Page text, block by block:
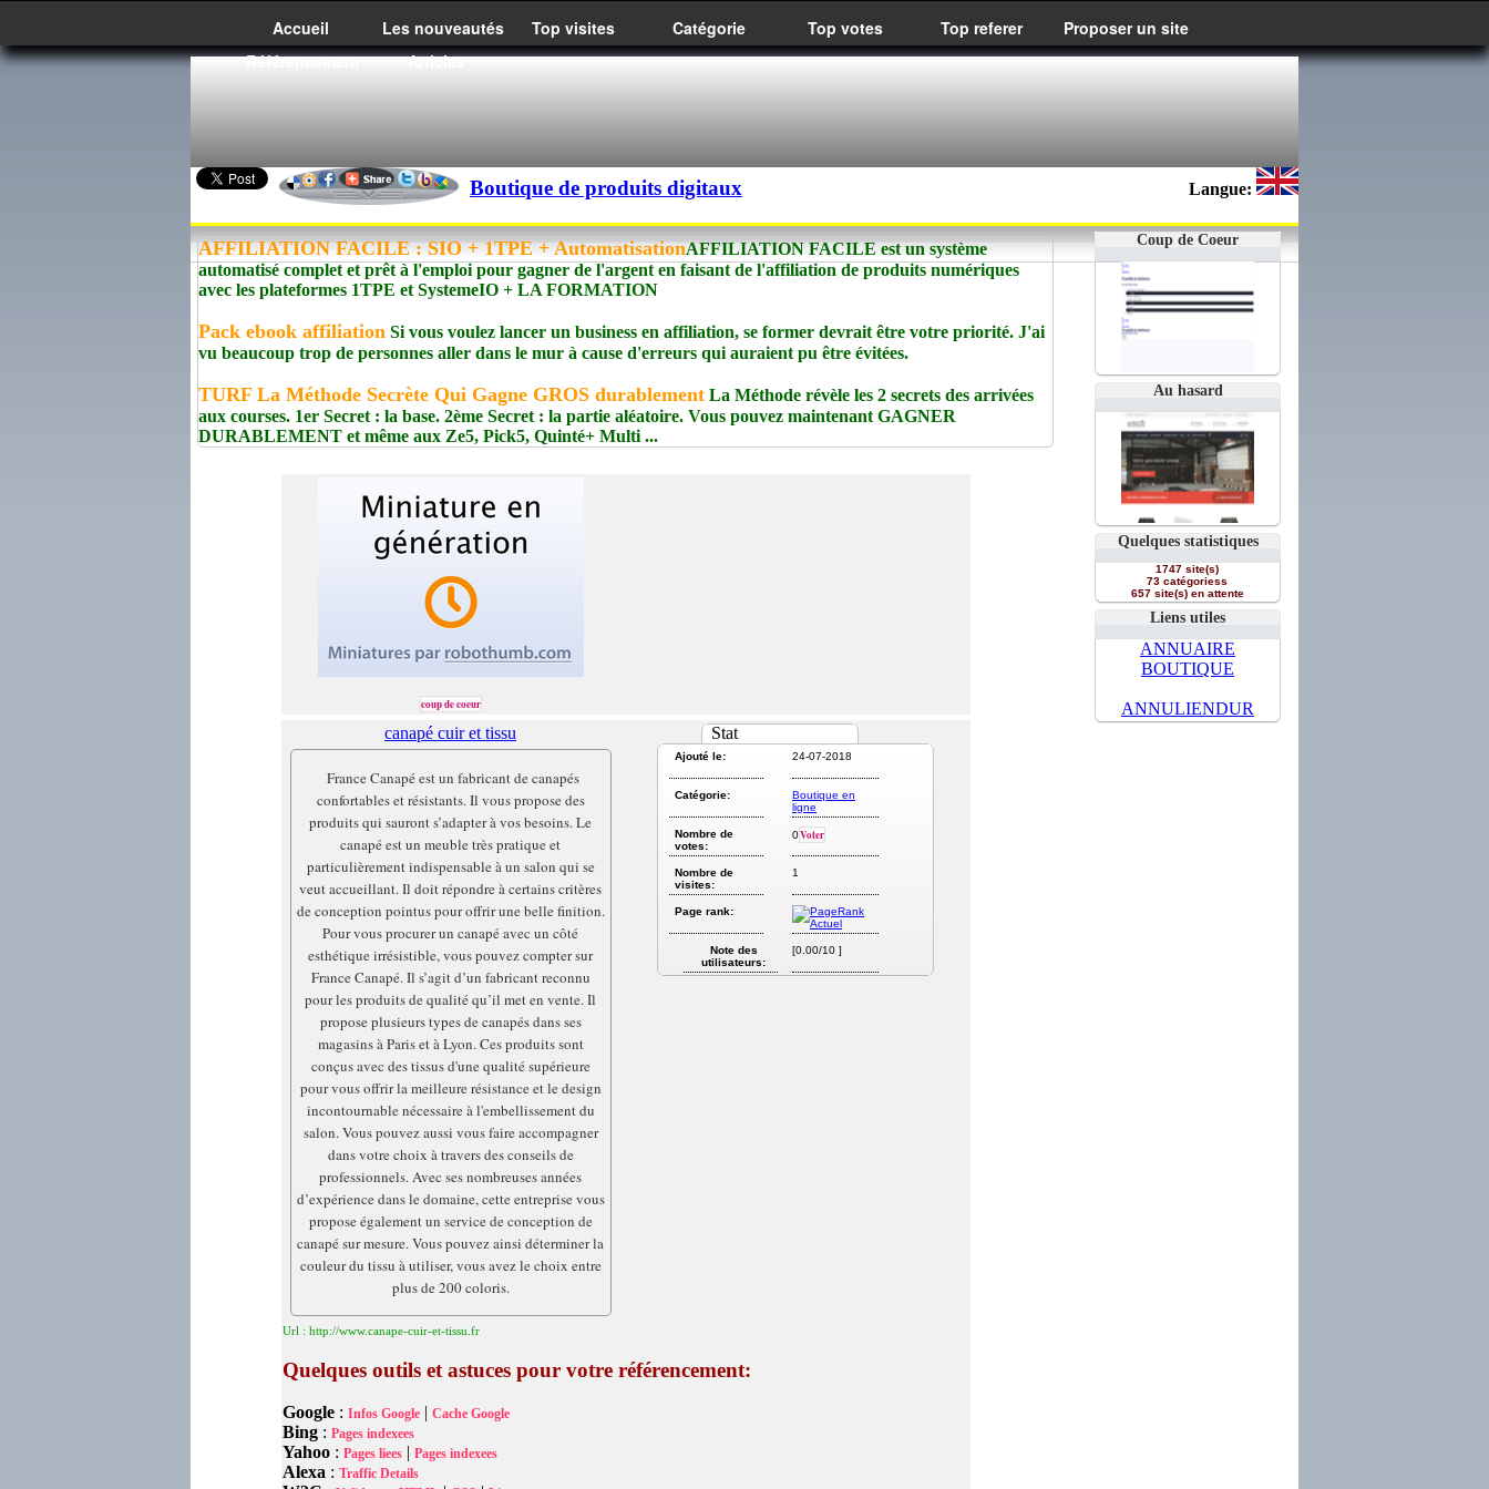
Accueil Les nouveautés Top visites Catégorie Top votes Top referer
Proposer un site
Référencement
Articles
Boutique de produits digitaux Langue:
Coup de Coeur
Au hasard
Quelques statistiques
1747 site(s)
73 catégoriess
657 site(s) en attente
Liens utiles
ANNUAIRE
BOUTIQUE
ANNULIENDUR
AFFILIATION FACILE : SIO + 1TPE + AutomatisationAFFILIATION FACILE est un système
automatisé complet et prêt à l'emploi pour gagner de l'argent en faisant de l'affiliation de produits numériques
avec les plateformes 1TPE et SystemeIO + LA FORMATION
Pack ebook affiliation Si vous voulez lancer un business en affiliation, se former devrait être votre priorité. J'ai
vu beaucoup trop de personnes aller dans le mur à cause d'erreurs qui auraient pu être évitées.
TURF La Méthode Secrète Qui Gagne GROS durablement La Méthode révèle les 2 secrets des arrivées
aux courses. 1er Secret : la base. 2ème Secret : la partie aléatoire. Vous pouvez maintenant GAGNER
DURABLEMENT et même aux Ze5, Pick5, Quinté+ Multi ...
coup de coeur
Stat
Ajouté le: 24-07-2018
Catégorie:
Boutique en
ligne
Nombre de
votes:
0Voter
Nombre de
visites:
1
Page rank:
Note des
utilisateurs:
[0.00/10 ]
canapé cuir et tissu
France Canapé est un fabricant de canapés
confortables et résistants. Il vous propose des
produits qui sauront s’adapter à vos besoins. Le
canapé est un meuble très pratique et
particulièrement indispensable à un salon qui se
veut accueillant. Il doit répondre à certains critères
de conception pointus pour offrir une belle finition.
Pour vous procurer un canapé avec un côté
esthétique irrésistible, vous pouvez compter sur
France Canapé. Il s’agit d’un fabricant reconnu
pour les produits de qualité qu’il met en vente. Il
propose plusieurs types de canapés dans ses
magasins à Paris et à Lyon. Ces produits sont
conçus avec des tissus d'une qualité supérieure
pour vous offrir la meilleure résistance et le design
incontournable nécessaire à l'embellissement du
salon. Vous pouvez aussi vous faire accompagner
dans votre choix à travers des conseils de
professionnels. Avec ses nombreuses années
d’expérience dans le domaine, cette entreprise vous
propose également un service de conception de
canapé sur mesure. Vous pouvez ainsi déterminer la
couleur du tissu à utiliser, vous avez le choix entre
plus de 200 coloris.
Url : http://www.canape-cuir-et-tissu.fr
Quelques outils et astuces pour votre référencement:
Google: Infos Google| Cache Google
Bing: Pages indexees
Yahoo: Pages liees| Pages indexees
Alexa: Traffic Details